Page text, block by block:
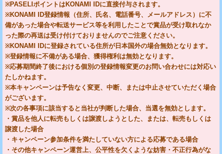
※PASELIポイントはKONAMI IDに直接付与されます。
※KONAMI ID登録情報（住所、氏名、電話番号、メールアドレス）に不
備があった場合や転送サービス等を利用したことで賞品が受け取れなか
った際の再送は受け付けておりませんのでご注意ください。
※KONAMI IDに登録されている住所が日本国外の場合無効となります。
※登録情報に不備がある場合、獲得権利は無効となります。
※応募期間終了後における個別の登録情報変更のお問い合わせには対応い
たしかねます。
※本キャンペーンは予告なく変更、中断、または中止させていただく場合
がございます。
※次の各事項に該当すると当社が判断した場合、当選を無効とします。
・賞品を他人に転売もしくは譲渡しようとした、または、転売もしくは
譲渡した場合
・キャンペーン参加条件を満たしていない方による応募である場合
・その他キャンペーン運営上、公平性を欠くような妨害・不正行為がな